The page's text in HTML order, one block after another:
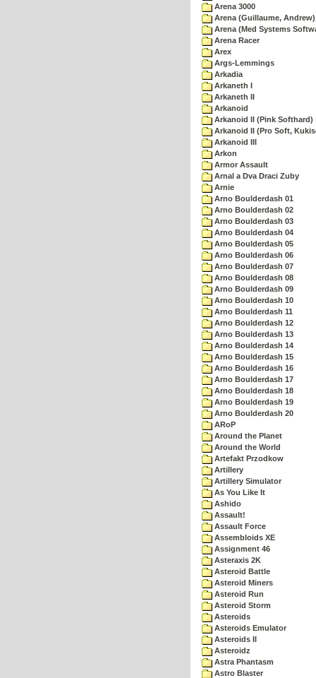
Arena 3000
Arena (Guillaume, Andrew)
Arena (Med Systems
Arena Racer
Arex
Args-Lemmings
Arkadia
Arkaneth I
Arkaneth II
Arkanoid
Arkanoid II (Pink Softhard)
Arkanoid II (Pro Soft,
Arkanoid III
Arkon
Armor Assault
Arnal a Dva Draci Zuby
Arnie
Arno Boulderdash 01
Arno Boulderdash 02
Arno Boulderdash 03
Arno Boulderdash 04
Arno Boulderdash 05
Arno Boulderdash 06
Arno Boulderdash 07
Arno Boulderdash 08
Arno Boulderdash 09
Arno Boulderdash 10
Arno Boulderdash 11
Arno Boulderdash 12
Arno Boulderdash 13
Arno Boulderdash 14
Arno Boulderdash 15
Arno Boulderdash 16
Arno Boulderdash 17
Arno Boulderdash 18
Arno Boulderdash 19
Arno Boulderdash 20
ARoP
Around the Planet
Around the World
Artefakt Przodkow
Artillery
Artillery Simulator
As You Like It
Ashido
Assault!
Assault Force
Assembloids XE
Assignment 46
Asteraxis 2K
Asteroid Battle
Asteroid Miners
Asteroid Run
Asteroid Storm
Asteroids
Asteroids Emulator
Asteroids II
Asteroidz
Astra Phantasm
Astro Blaster